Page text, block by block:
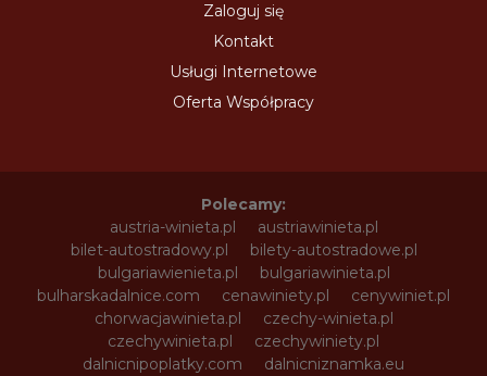
Zaloguj się
Kontakt
Usługi Internetowe
Oferta Współpracy
Polecamy:
austria-winieta.pl
austriawinieta.pl
bilet-autostradowy.pl
bilety-autostradowe.pl
bulgariawienieta.pl
bulgariawinieta.pl
bulharskadalnice.com
cenawiniety.pl
cenywiniet.pl
chorwacjawinieta.pl
czechy-winieta.pl
czechywinieta.pl
czechywiniety.pl
dalnicnipoplatky.com
dalnicniznamka.eu